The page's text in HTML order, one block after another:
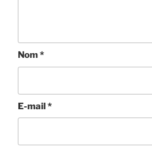
Nom*
E-mail*